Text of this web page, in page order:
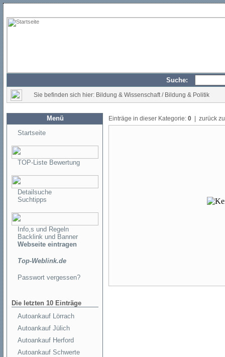
Suche:
Sie befinden sich hier: Bildung & Wissenschaft / Bildung & Politik
Menü
Startseite
TOP-Liste Bewertung
Detailsuche
Suchtipps
Info,s und Regeln
Backlink und Banner
Webseite eintragen
Top-Weblink.de
Passwort vergessen?
Die letzten 10 Einträge
Autoankauf Lörrach
Autoankauf Jülich
Autoankauf Herford
Autoankauf Schwerte
Einträge in dieser Kategorie: 0 | zurück